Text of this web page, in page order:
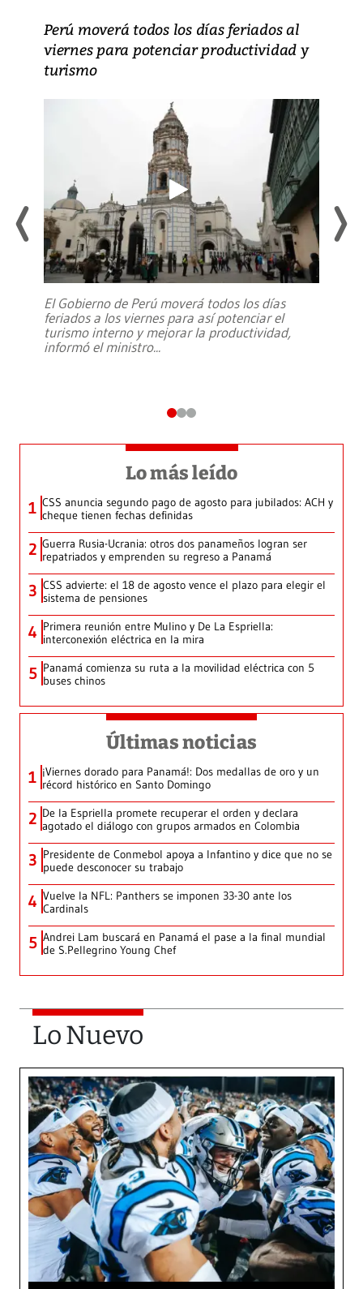
Perú moverá todos los días feriados al
viernes para potenciar productividad y
turismo
El Gobierno de Perú moverá todos los días
feriados a los viernes para así potenciar el
turismo interno y mejorar la productividad,
informó el ministro...
Lo más leído
1 CSS anuncia segundo pago de agosto para jubilados: ACH y
cheque tienen fechas definidas
2 Guerra Rusia-Ucrania: otros dos panameños logran ser
repatriados y emprenden su regreso a Panamá
3 CSS advierte: el 18 de agosto vence el plazo para elegir el
sistema de pensiones
4 Primera reunión entre Mulino y De La Espriella:
interconexión eléctrica en la mira
5 Panamá comienza su ruta a la movilidad eléctrica con 5
buses chinos
Últimas noticias
1 ¡Viernes dorado para Panamá!: Dos medallas de oro y un
récord histórico en Santo Domingo
2 De la Espriella promete recuperar el orden y declara
agotado el diálogo con grupos armados en Colombia
3 Presidente de Conmebol apoya a Infantino y dice que no se
puede desconocer su trabajo
4 Vuelve la NFL: Panthers se imponen 33-30 ante los
Cardinals
5 Andrei Lam buscará en Panamá el pase a la final mundial
de S.Pellegrino Young Chef
Lo Nuevo